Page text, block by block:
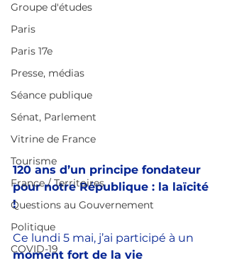
Groupe d'études
Paris
Paris 17e
Presse, médias
Séance publique
Sénat, Parlement
Vitrine de France
Tourisme
France / Territoires
Questions au Gouvernement
Politique
COVID-19
120 ans d’un principe fondateur
pour notre République : la laïcité
!
Ce lundi 5 mai, j’ai participé à un
moment fort de la vie